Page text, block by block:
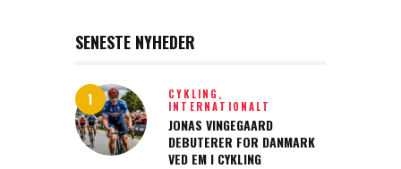
SENESTE NYHEDER
CYKLING,
INTERNATIONALT
JONAS VINGEGAARD
DEBUTERER FOR DANMARK
VED EM I CYKLING